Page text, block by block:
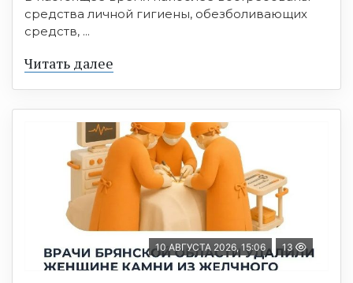
средства личной гигиены, обезболивающих
средств, ...
Читать далее
10 АВГУСТА 2026, 15:06 13